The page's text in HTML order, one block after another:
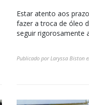
Estar atento aos
fazer a troca de óleo
seguir rigorosamente
Publicado porLaryssa Biston